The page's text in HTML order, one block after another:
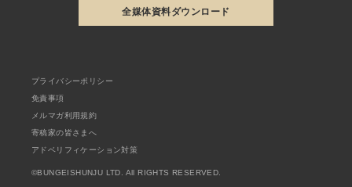
全媒体資料ダウンロード
プライバシーポリシー
免責事項
メルマガ利用規約
寄稿家の皆さまへ
アドベリフィケーション対策
©BUNGEISHUNJU LTD. All RIGHTS RESERVED.